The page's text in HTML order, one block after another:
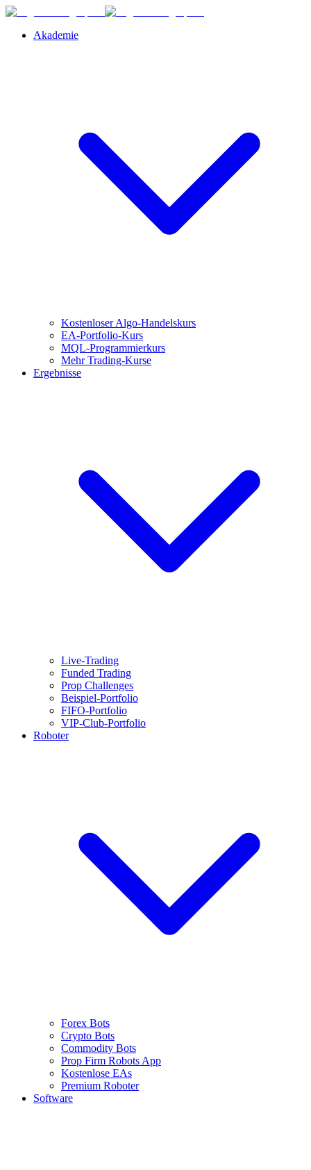
Akademie
Kostenloser Algo-Handelskurs
EA-Portfolio-Kurs
MQL-Programmierkurs
Mehr Trading-Kurse
Ergebnisse
Live-Trading
Funded Trading
Prop Challenges
Beispiel-Portfolio
FIFO-Portfolio
VIP-Club-Portfolio
Roboter
Forex Bots
Crypto Bots
Commodity Bots
Prop Firm Robots App
Kostenlose EAs
Premium Roboter
Software